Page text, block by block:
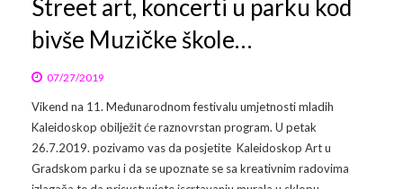
Street art, koncerti u parku kod
bivše Muzičke škole…
07/27/2019
Vikend na 11. Međunarodnom festivalu umjetnosti mladih
Kaleidoskop obilježit će raznovrstan program. U petak
26.7.2019. pozivamo vas da posjetite Kaleidoskop Art u
Gradskom parku i da se upoznate se sa kreativnim radovima